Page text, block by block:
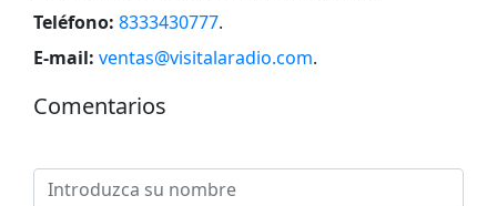
Teléfono: 8333430777.
E-mail: ventas@visitalaradio.com.
Comentarios